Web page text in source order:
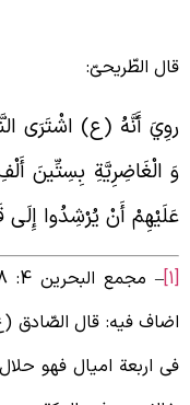
الطّریحیّ:
أَنَّهُ (ع) اشْتَرَى
الْغَاضِرِيَّةِ بِسِتِّينَ
أَنْ يُرْشِدُوا إِلَى
فیه: قال الصّادق
اربعة امیال فهو حلال